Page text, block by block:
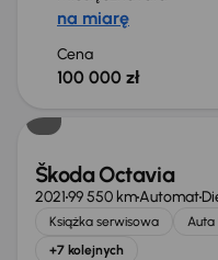
na miarę
Cena
100 000 zł
Škoda Octavia
202199 550 kmAutomat
Książka serwisowa
+7 kolejnych